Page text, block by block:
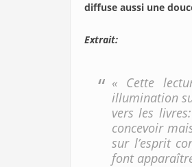
diffuse aussi une
Extrait:
« Cette
illumination
vers les
concevoir
sur l’esprit
font